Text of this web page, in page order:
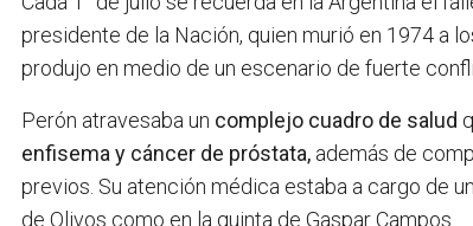
presidente de la Nación, quien murió en 1974 a
produjo en medio de un escenario de fuerte
Perón atravesaba un complejo cuadro de salud
enfisema y cáncer de próstata, además de
previos. Su atención médica estaba a cargo de
de Olivos como en la quinta de Gaspar Campos.